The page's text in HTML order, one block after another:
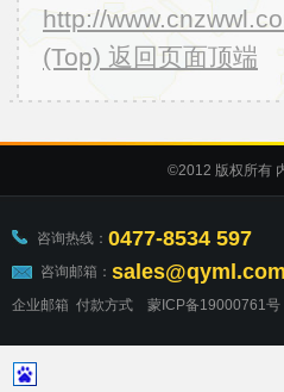
http://
(Top) 返回页面顶端
©2012 版权所有
咨询热线： 0477-8534 597
咨询邮箱： sales@qyml.com
企业邮箱 付款方式 蒙ICP备19000761号